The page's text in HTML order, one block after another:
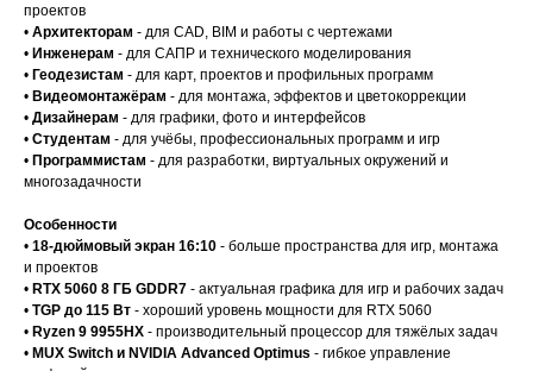
проектов
• Архитекторам - для CAD, BIM и работы с чертежами
• Инженерам - для САПР и технического моделирования
• Геодезистам - для карт, проектов и профильных программ
• Видеомонтажёрам - для монтажа, эффектов и цветокоррекции
• Дизайнерам - для графики, фото и интерфейсов
• Студентам - для учёбы, профессиональных программ и игр
• Программистам - для разработки, виртуальных окружений и
многозадачности
Особенности
• 18-дюймовый экран 16:10 - больше пространства для игр, монтажа
и проектов
• RTX 5060 8 ГБ GDDR7 - актуальная графика для игр и рабочих задач
• TGP до 115 Вт - хороший уровень мощности для RTX 5060
• Ryzen 9 9955HX - производительный процессор для тяжёлых задач
• MUX Switch и NVIDIA Advanced Optimus - гибкое управление